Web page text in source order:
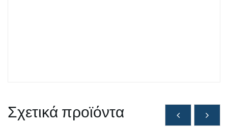
Σχετικά προϊόντα